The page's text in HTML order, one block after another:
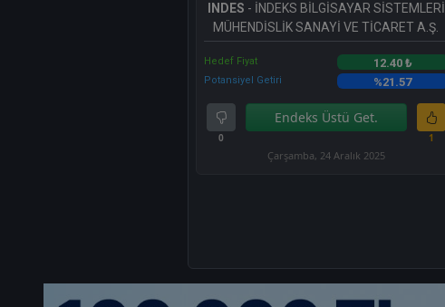
INDES - İNDEKS BİLGİSAYAR SİSTEMLERİ
MÜHENDİSLİK SANAYİ VE TİCARET A.Ş.
Hedef Fiyat 12.40 ₺
Potansiyel Getiri %21.57
0
Endeks Üstü Get.
1
Çarşamba, 24 Aralık 2025